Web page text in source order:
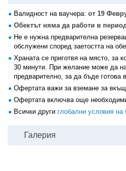
Валидност на ваучера: от 19
Обектът няма да работи в
Не е нужна предварителна
обслужени според заетостта на
Храната се приготвя на място, за
30 минути. При желание може да
предварително, за да бъде готова
Офертата важи за вземане за
Офертата включва още
Всички други глобални условия на
Галерия